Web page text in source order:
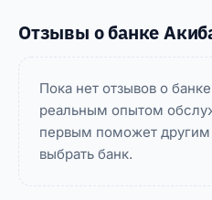
Отзывы о банке
Пока нет отзывов о
реальным опытом
первым поможет
выбрать банк.